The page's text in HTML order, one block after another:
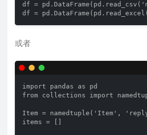
df =
df =
或者
import pandas as pd
from collections import
Item = namedtuple('Item',
items = []